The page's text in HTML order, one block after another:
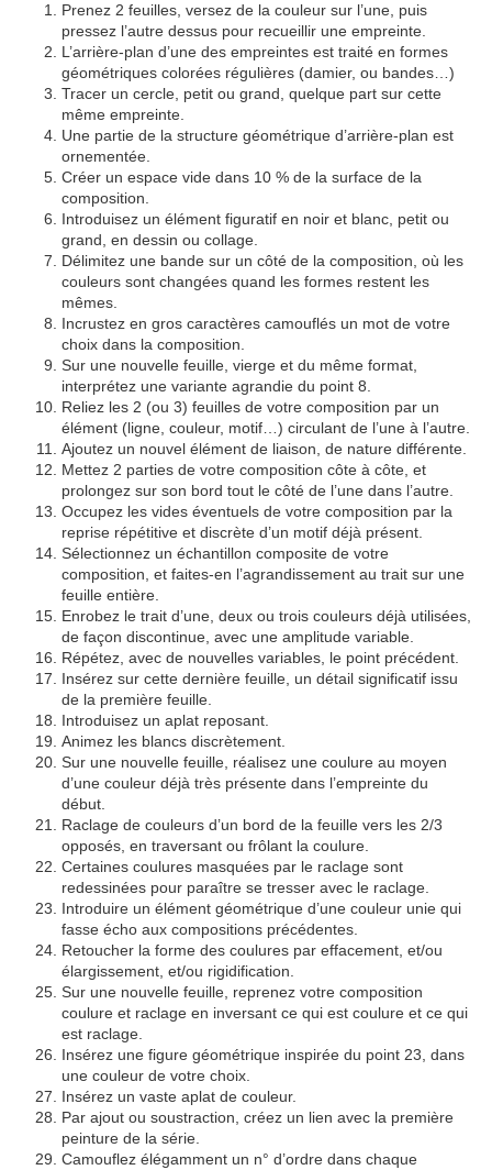
Prenez 2 feuilles, versez de la couleur sur l’une, puis
pressez l’autre dessus pour recueillir une empreinte.
L’arrière-plan d’une des empreintes est traité en formes
géométriques colorées régulières (damier, ou bandes…)
Tracer un cercle, petit ou grand, quelque part sur cette
même empreinte.
Une partie de la structure géométrique d’arrière-plan est
ornementée.
Créer un espace vide dans 10 % de la surface de la
composition.
Introduisez un élément figuratif en noir et blanc, petit ou
grand, en dessin ou collage.
Délimitez une bande sur un côté de la composition, où les
couleurs sont changées quand les formes restent les
mêmes.
Incrustez en gros caractères camouflés un mot de votre
choix dans la composition.
Sur une nouvelle feuille, vierge et du même format,
interprétez une variante agrandie du point 8.
Reliez les 2 (ou 3) feuilles de votre composition par un
élément (ligne, couleur, motif…) circulant de l’une à l’autre.
Ajoutez un nouvel élément de liaison, de nature différente.
Mettez 2 parties de votre composition côte à côte, et
prolongez sur son bord tout le côté de l’une dans l’autre.
Occupez les vides éventuels de votre composition par la
reprise répétitive et discrète d’un motif déjà présent.
Sélectionnez un échantillon composite de votre
composition, et faites-en l’agrandissement au trait sur une
feuille entière.
Enrobez le trait d’une, deux ou trois couleurs déjà utilisées,
de façon discontinue, avec une amplitude variable.
Répétez, avec de nouvelles variables, le point précédent.
Insérez sur cette dernière feuille, un détail significatif issu
de la première feuille.
Introduisez un aplat reposant.
Animez les blancs discrètement.
Sur une nouvelle feuille, réalisez une coulure au moyen
d’une couleur déjà très présente dans l’empreinte du
début.
Raclage de couleurs d’un bord de la feuille vers les 2/3
opposés, en traversant ou frôlant la coulure.
Certaines coulures masquées par le raclage sont
redessinées pour paraître se tresser avec le raclage.
Introduire un élément géométrique d’une couleur unie qui
fasse écho aux compositions précédentes.
Retoucher la forme des coulures par effacement, et/ou
élargissement, et/ou rigidification.
Sur une nouvelle feuille, reprenez votre composition
coulure et raclage en inversant ce qui est coulure et ce qui
est raclage.
Insérez une figure géométrique inspirée du point 23, dans
une couleur de votre choix.
Insérez un vaste aplat de couleur.
Par ajout ou soustraction, créez un lien avec la première
peinture de la série.
Camouflez élégamment un n° d’ordre dans chaque